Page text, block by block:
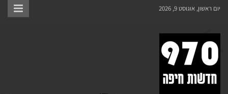
יום ראשון, אוגוסט 9, 2026